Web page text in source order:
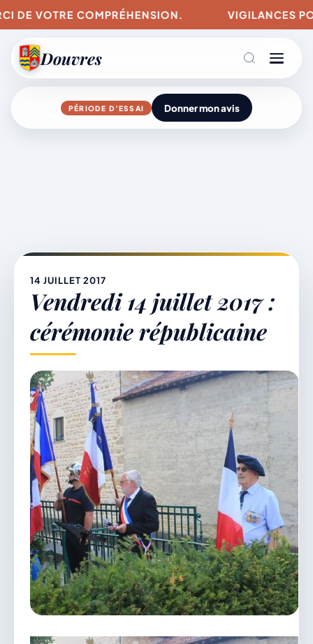
COMPRÉHENSION. VIGILANCES POUR
Douvres
Agenda
Mairie & Vie municipale
Démarches & Vie pratique
Vie locale & Associations
Découvrir la commune
VENDREDI 7 AOÛT 2026
Secrétariat ouvert
Lundi, mardi, jeudi, vendredi de 8h30 à 12h et
vous.
PÉRIODE D’ESSAI Donner mon avis
14 JUILLET 2017
Vendredi 14 juillet 2017 :
cérémonie républicaine